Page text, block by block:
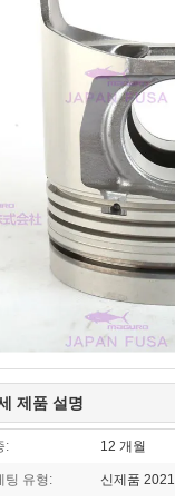
제품 설명
: 12 개월
팅 유형: 신제품 2021